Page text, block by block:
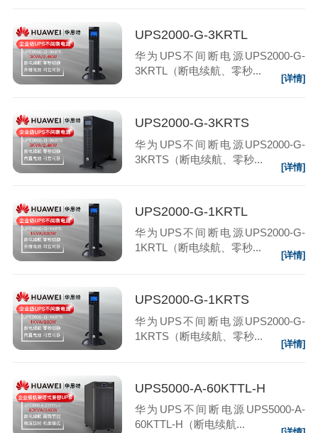
UPS2000-G-3KRTL
华为UPS不间断电源UPS2000-G-
3KRTL（断电续航、零秒...
[详情]
UPS2000-G-3KRTS
华为UPS不间断电源UPS2000-G-
3KRTS（断电续航、零秒...
[详情]
UPS2000-G-1KRTL
华为UPS不间断电源UPS2000-G-
1KRTL（断电续航、零秒...
[详情]
UPS2000-G-1KRTS
华为UPS不间断电源UPS2000-G-
1KRTS（断电续航、零秒...
[详情]
UPS5000-A-60KTTL-H
华为UPS不间断电源UPS5000-A-
60KTTL-H（断电续航...